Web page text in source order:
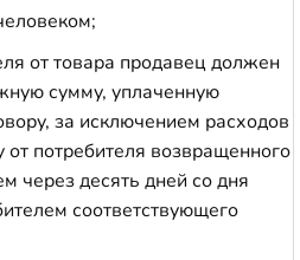
от товара продавец должен
сумму, уплаченную
за исключением расходов
от потребителя возвращенного
через десять дней со дня
соответствующего